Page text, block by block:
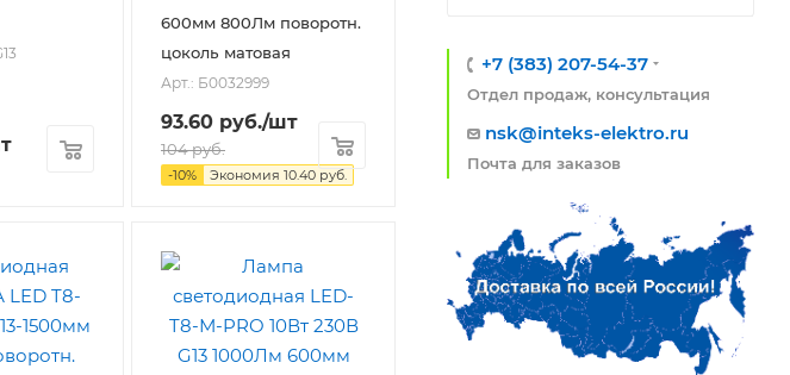
600мм 800Лм поворотн.
цоколь матовая
Арт.: Б0032999
93.60 руб./шт
104руб.
-10% Экономия 10.40 руб.
+7 (383) 207-54-37
Отдел продаж, консультация
nsk@inteks-elektro.ru
Почта для заказов